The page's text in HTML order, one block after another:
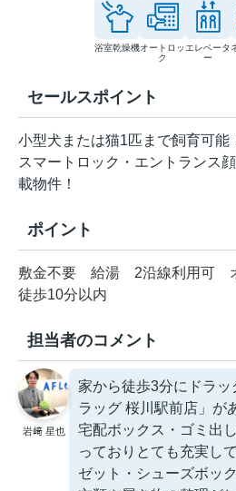
浴室乾燥機オートロッ
ク
エレベータ
ー
セールスポイント
小型犬または猫1匹まで飼育可能
スマートロック・エントランス
載物件！
ポイント
敷金不要 給湯 2沿線利用可
徒歩10分以内
担当者のコメント
岩﨑 星也
家から徒歩3分にドラ
ラッグ 桜川駅前店」が
宅配ボックス・ゴミ出
っておりとても充実し
ゼット・シューズボッ